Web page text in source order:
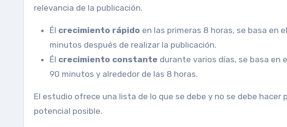
relevancia de la publicación.
Él crecimiento rápido en las primeras 8 horas, se basa en
minutos después de realizar la publicación.
Él crecimiento constante durante varios días, se basa en
90 minutos y alrededor de las 8 horas.
El estudio ofrece una lista de lo que se debe y no se debe
potencial posible.